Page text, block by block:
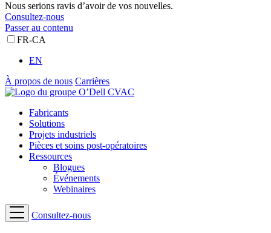
Nous serions ravis d’avoir de vos nouvelles.
Consultez-nous
Passer au contenu
FR-CA
EN
À propos de nous Carrières
Fabricants
Solutions
Projets industriels
Pièces et soins post-opératoires
Ressources
Blogues
Événements
Webinaires
Consultez-nous